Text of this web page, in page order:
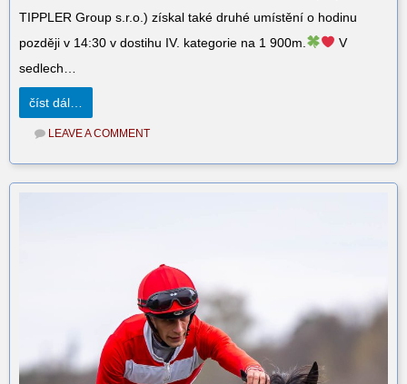
TIPPLER Group s.r.o.) získal také druhé umístění o hodinu
později v 14:30 v dostihu IV. kategorie na 1 900m.
V
sedlech…
číst dál…
LEAVE A COMMENT